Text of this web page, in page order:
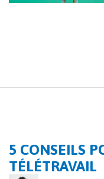
5 CONSEILS
TÉLÉTRAVAIL